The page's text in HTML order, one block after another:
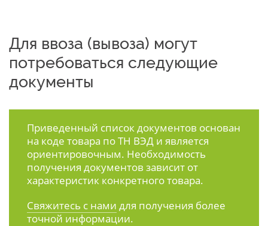
Для ввоза (вывоза) могут
потребоваться следующие
документы
Приведенный список документов основан
на коде товара по ТН ВЭД и является
ориентировочным. Необходимость
получения документов зависит от
характеристик конкретного товара.
Свяжитесь с нами для получения более
точной информации.